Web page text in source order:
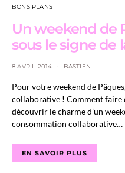
BONS PLANS
Un weekend de
sous le signe de
8 AVRIL 2014 BASTIEN
Pour votre weekend de
collaborative ! Comment faire
découvrir le charme d’un
consommation collaborative…
EN SAVOIR PLUS